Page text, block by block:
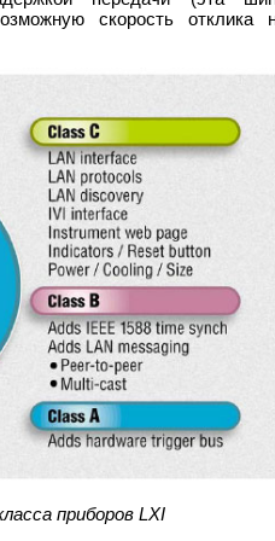
скорость отклика
приборов LXI